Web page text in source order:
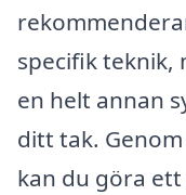
specifik teknik,
en helt annan
ditt tak.
kan du göra